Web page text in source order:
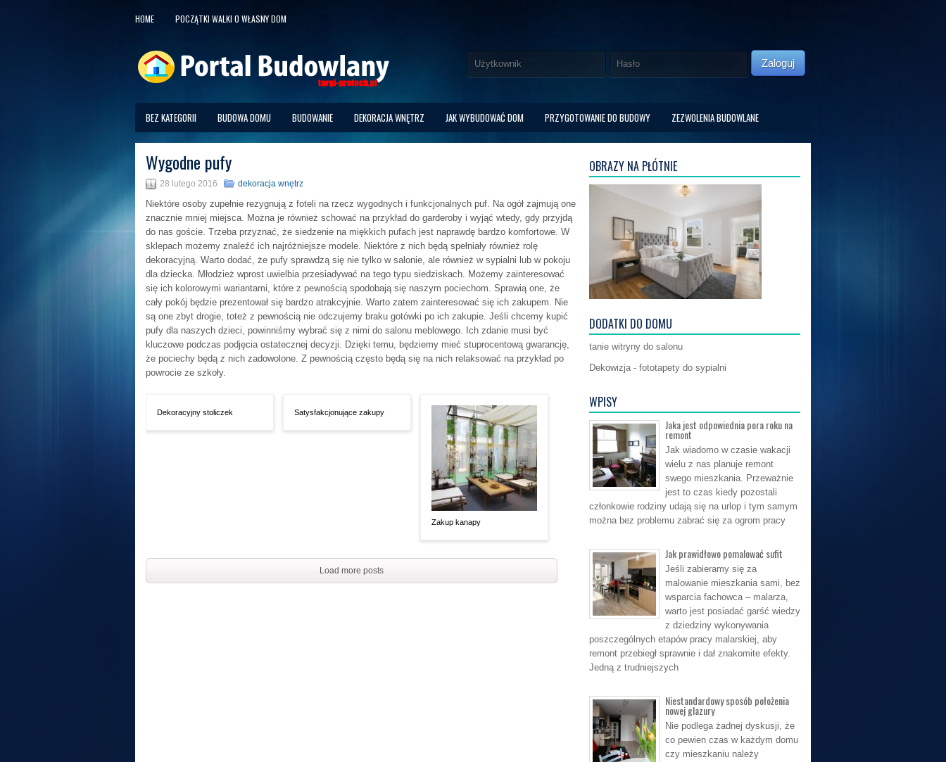
HOME POCZĄTKI WALKI O WŁASNY DOM
Zaloguj
BEZ KATEGORII BUDOWA DOMU BUDOWANIE DEKORACJA WNĘTRZ JAK WYBUDOWAĆ DOM PRZYGOTOWANIE DO BUDOWY ZEZWOLENIA BUDOWLANE
Wygodne pufy
28 lutego 2016 dekoracja wnętrz
Niektóre osoby zupełnie rezygnują z foteli na rzecz wygodnych i funkcjonalnych puf. Na ogół zajmują one
znacznie mniej miejsca. Można je również schować na przykład do garderoby i wyjąć wtedy, gdy przyjdą
do nas goście. Trzeba przyznać, że siedzenie na miękkich pufach jest naprawdę bardzo komfortowe. W
sklepach możemy znaleźć ich najróżniejsze modele. Niektóre z nich będą spełniały również rolę
dekoracyjną. Warto dodać, że pufy sprawdzą się nie tylko w salonie, ale również w sypialni lub w pokoju
dla dziecka. Młodzież wprost uwielbia przesiadywać na tego typu siedziskach. Możemy zainteresować
się ich kolorowymi wariantami, które z pewnością spodobają się naszym pociechom. Sprawią one, że
cały pokój będzie prezentował się bardzo atrakcyjnie. Warto zatem zainteresować się ich zakupem. Nie
są one zbyt drogie, toteż z pewnością nie odczujemy braku gotówki po ich zakupie. Jeśli chcemy kupić
pufy dla naszych dzieci, powinniśmy wybrać się z nimi do salonu meblowego. Ich zdanie musi być
kluczowe podczas podjęcia ostatecznej decyzji. Dzięki temu, będziemy mieć stuprocentową gwarancję,
że pociechy będą z nich zadowolone. Z pewnością często będą się na nich relaksować na przykład po
powrocie ze szkoły.
Dekoracyjny stoliczek Satysfakcjonujące zakupy
Zakup kanapy
Load more posts
OBRAZY NA PŁÓTNIE
DODATKI DO DOMU
tanie witryny do salonu
Dekowizja - fototapety do sypialni
WPISY
Jaka jest odpowiednia pora roku na
remont
Jak wiadomo w czasie wakacji
wielu z nas planuje remont
swego mieszkania. Przeważnie
jest to czas kiedy pozostali
członkowie rodziny udają się na urlop i tym samym
można bez problemu zabrać się za ogrom pracy
Jak prawidłowo pomalować sufit
Jeśli zabieramy się za
malowanie mieszkania sami, bez
wsparcia fachowca – malarza,
warto jest posiadać garść wiedzy
z dziedziny wykonywania
poszczególnych etapów pracy malarskiej, aby
remont przebiegł sprawnie i dał znakomite efekty.
Jedną z trudniejszych
Niestandardowy sposób położenia
nowej glazury
Nie podlega żadnej dyskusji, że
co pewien czas w każdym domu
czy mieszkaniu należy